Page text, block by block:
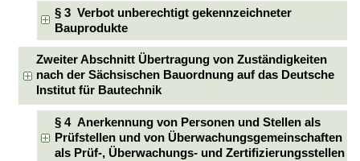
§ 3 Verbot unberechtigt gekennzeichneter
Bauprodukte
Zweiter Abschnitt Übertragung von Zuständigkeiten
nach der Sächsischen Bauordnung auf das Deutsche
Institut für Bautechnik
§ 4 Anerkennung von Personen und Stellen als
Prüfstellen und von Überwachungsgemeinschaften
als Prüf-, Überwachungs- und Zertifizierungsstellen